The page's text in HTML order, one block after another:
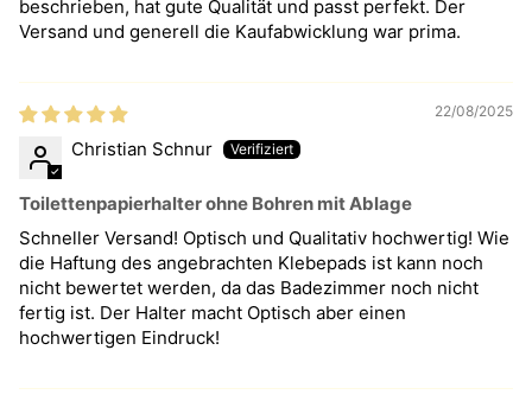
beschrieben, hat gute Qualität und passt perfekt. Der
Versand und generell die Kaufabwicklung war prima.
22/08/2025
Christian Schnur
Toilettenpapierhalter ohne Bohren mit Ablage
Schneller Versand! Optisch und Qualitativ hochwertig! Wie
die Haftung des angebrachten Klebepads ist kann noch
nicht bewertet werden, da das Badezimmer noch nicht
fertig ist. Der Halter macht Optisch aber einen
hochwertigen Eindruck!